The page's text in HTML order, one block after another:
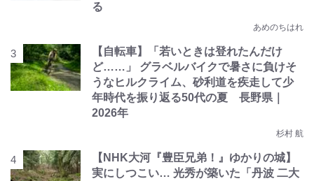
る
あめのちはれ
【自転車】「若いときは登れたんだけ
ど……」 グラベルバイクで暑さに負けそ
うなヒルクライム、砂利道を疾走して少
年時代を振り返る50代の夏 長野県｜
2026年
杉村 航
【NHK大河『豊臣兄弟！』ゆかりの城】
実にしつこい… 光秀が築いた「丹波 二大